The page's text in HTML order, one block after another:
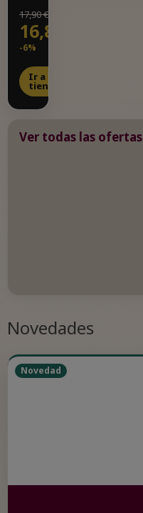
17,90 €
16,88 €
-6%
Ir a la
tienda
Ver todas las ofertas
Novedades
Novedad